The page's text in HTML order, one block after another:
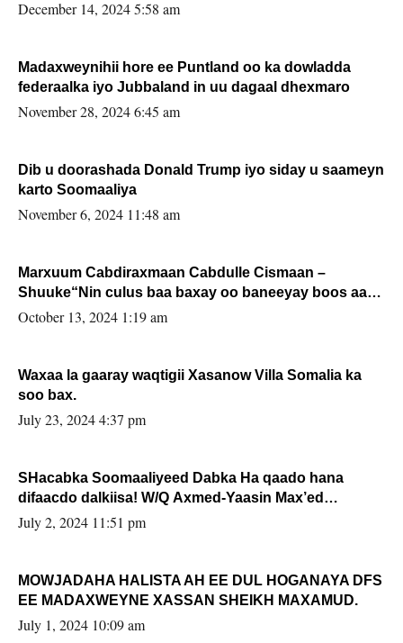
xafiiskiisa
December 14, 2024 5:58 am
Madaxweynihii hore ee Puntland oo ka dowladda
federaalka iyo Jubbaland in uu dagaal dhexmaro
November 28, 2024 6:45 am
Dib u doorashada Donald Trump iyo siday u saameyn
karto Soomaaliya
November 6, 2024 11:48 am
Marxuum Cabdiraxmaan Cabdulle Cismaan –
Shuuke“Nin culus baa baxay oo baneeyay boos aan
la buuxin Karin”.
October 13, 2024 1:19 am
Waxaa la gaaray waqtigii Xasanow Villa Somalia ka
soo bax.
July 23, 2024 4:37 pm
SHacabka Soomaaliyeed Dabka Ha qaado hana
difaacdo dalkiisa! W/Q Axmed-Yaasin Max’ed
Sooyaan
July 2, 2024 11:51 pm
MOWJADAHA HALISTA AH EE DUL HOGANAYA DFS
EE MADAXWEYNE XASSAN SHEIKH MAXAMUD.
July 1, 2024 10:09 am